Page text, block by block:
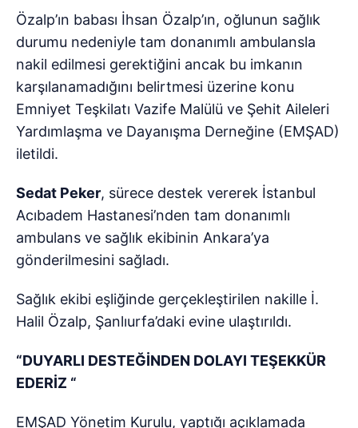
Özalp’ın babası İhsan Özalp’ın, oğlunun sağlık
durumu nedeniyle tam donanımlı ambulansla
nakil edilmesi gerektiğini ancak bu imkanın
karşılanamadığını belirtmesi üzerine konu
Emniyet Teşkilatı Vazife Malülü ve Şehit Aileleri
Yardımlaşma ve Dayanışma Derneğine (EMŞAD)
iletildi.
Sedat Peker, sürece destek vererek İstanbul
Acıbadem Hastanesi’nden tam donanımlı
ambulans ve sağlık ekibinin Ankara’ya
gönderilmesini sağladı.
Sağlık ekibi eşliğinde gerçekleştirilen nakille İ.
Halil Özalp, Şanlıurfa’daki evine ulaştırıldı.
“DUYARLI DESTEĞİNDEN DOLAYI TEŞEKKÜR
EDERİZ “
EMŞAD Yönetim Kurulu, yaptığı açıklamada